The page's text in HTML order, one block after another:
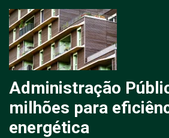
Administração
milhões para
energética